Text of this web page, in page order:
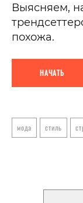
Выясняем,
похожа.
НАЧАТЬ
мода стиль